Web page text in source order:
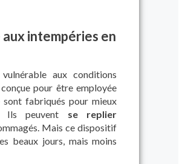
intempéries en
aux conditions
pour être employée
sont fabriqués pour mieux
peuvent
se replier
Mais ce dispositif
beaux jours, mais moins